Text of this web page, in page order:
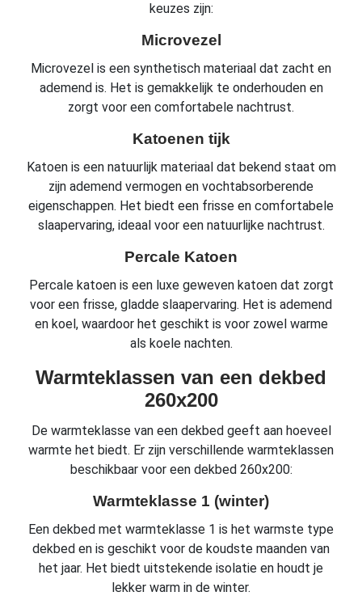
keuzes zijn:
Microvezel
Microvezel is een synthetisch materiaal dat zacht en
ademend is. Het is gemakkelijk te onderhouden en
zorgt voor een comfortabele nachtrust.
Katoenen tijk
Katoen is een natuurlijk materiaal dat bekend staat om
zijn ademend vermogen en vochtabsorberende
eigenschappen. Het biedt een frisse en comfortabele
slaapervaring, ideaal voor een natuurlijke nachtrust.
Percale Katoen
Percale katoen is een luxe geweven katoen dat zorgt
voor een frisse, gladde slaapervaring. Het is ademend
en koel, waardoor het geschikt is voor zowel warme
als koele nachten.
Warmteklassen van een dekbed
260x200
De warmteklasse van een dekbed geeft aan hoeveel
warmte het biedt. Er zijn verschillende warmteklassen
beschikbaar voor een dekbed 260x200:
Warmteklasse 1 (winter)
Een dekbed met warmteklasse 1 is het warmste type
dekbed en is geschikt voor de koudste maanden van
het jaar. Het biedt uitstekende isolatie en houdt je
lekker warm in de winter.